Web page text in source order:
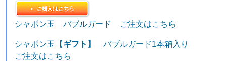
シャボン玉 バブルガード ご注文はこちら
シャボン玉【 ギフト】
バブルガード1本箱入り
ご注文はこちら